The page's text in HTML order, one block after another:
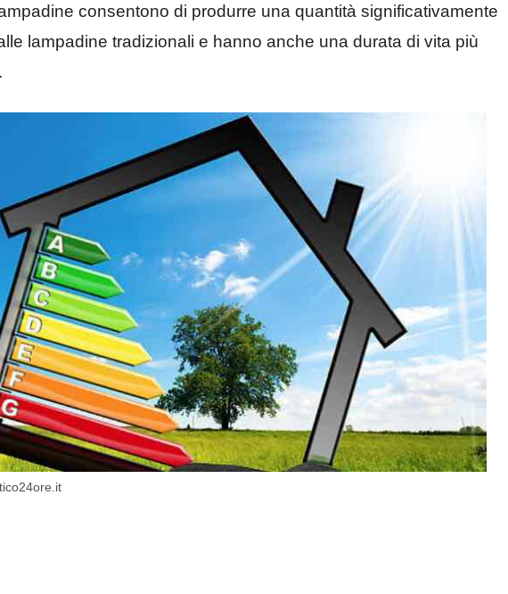
consentono di produrre una quantità significativamente
lampadine tradizionali e hanno anche una durata di vita più